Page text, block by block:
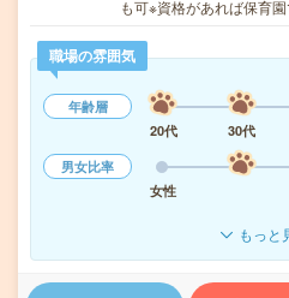
も可※資格があれば保育
職場の雰囲気
年齢層
20代
30代
男女比率
女性
もっと